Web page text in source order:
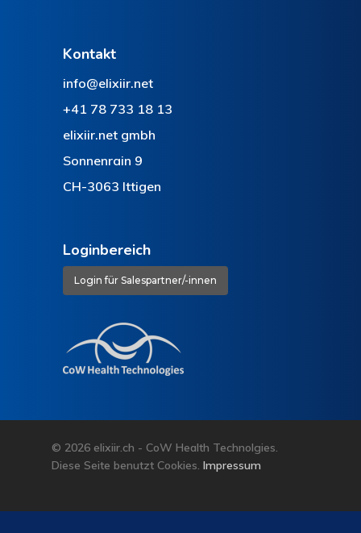
Kontakt
info@elixiir.net
+41 78 733 18 13
elixiir.net gmbh
Sonnenrain 9
CH-3063 Ittigen
Loginbereich
Login für Salespartner/-innen
© 2026 elixiir.ch - CoW Health Technolgies.
Diese Seite benutzt Cookies. Impressum